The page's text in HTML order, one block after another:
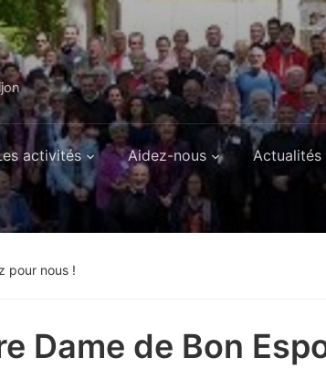
activités Aidez-nous Actualités
pour nous !
Dame de Bon